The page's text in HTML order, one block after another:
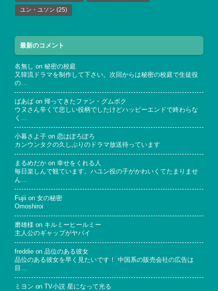
ユン・ユソン (25)
最新のコメント
名無し on 秘密の校庭
又韓流ドラマを制作して下さい。次回からは秘密の校庭で生徒役
の…
ばあば on 帰ってきたファン・グムボク
ウヌさん辛くて悲しい役柄でしたけどハッピーエンドで終わらな
く…
小暮さよ子 on 恋はぽろぽろ
カンウンタクの久しぶりのドラマ放送待っています
まるめだか on 幸せをくれる人
毎日楽しんで観ています。ハユン役の子がかわいくてたまりませ
ん…
Fujii on 女の秘密
Omoshiroi
磨雄様 on キルミーヒールミー
主人公のギャップがヤバイ
freddie on 品位のある彼女
品位のある彼女を早く見たいです！ 中国系の販売会社の広告は
目…
ミヨン on
TV小説 星になって光る